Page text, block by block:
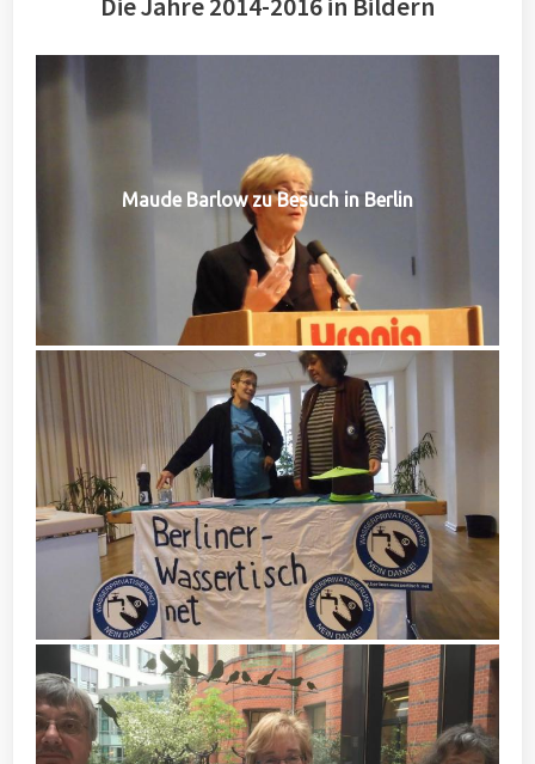
Die Jahre 2014-2016 in Bildern
Maude Barlow zu Besuch in Berlin